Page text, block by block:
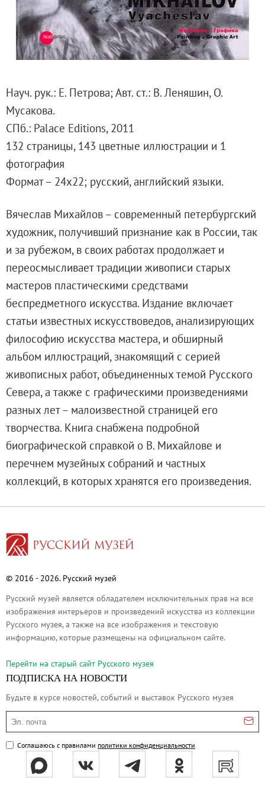
Русское искусство второй половины
Русское народное искусство XVII-XXI
Будущие выставки
Выездные выставки
Михаил Нестеров
Архив выставок
Степан Эрьзя – скульптор мира. К
Эпоха Императора Александра III и её
Русская традиция
Фёдор Васильев. К 175-летию со дня
Посетителям
Справочная информация
Адреса и часы работы
О билетах, льготах и услугах
Правила покупки и возврата билетов
Правила посещения музея
Высказать мнение / Сообщить о проблеме
Экскурсии
Лекции и абонементы
Лекторий
Лекции
Абонементы
Доступный музей
Программы и мероприятия
Социально-культурные проекты
Для СМИ
О музее
Дирекция
Дворцы и сады
Михайловский дворец
Корпус Бенуа
Мраморный дворец
Строгановский дворец
Домик Петра I
Летний сад
Михайловский сад
Западный павильон Михайловского
Науч. рук.: Е. Петрова; Авт. ст.: В. Леняшин, О.
Мусакова.
CПб.: Palace Editions, 2011
132 страницы, 143 цветные иллюстрации и 1
фотография
Формат – 24x22; русский, английский языки.
Вячеслав Михайлов – современный петербургский
художник, получивший признание как в России, так
и за рубежом, в своих работах продолжает и
переосмысливает традиции живописи старых
мастеров пластическими средствами
беспредметного искусства. Издание включает
статьи известных искусствоведов, анализирующих
философию искусства мастера, и обширный
альбом иллюстраций, знакомящий с серией
живописных работ, объединенных темой Русского
Севера, а также с графическими произведениями
разных лет – малоизвестной страницей его
творчества. Книга снабжена подробной
биографической справкой о В. Михайлове и
перечнем музейных собраний и частных
коллекций, в которых хранятся его произведения.
© 2016 - 2026. Русский музей
Русский музей является обладателем исключительных прав на все
изображения интерьеров и произведений искусства из коллекции
Русского музея, а также на все изображения и текстовую
информацию, которые размещены на официальном сайте.
Перейти на cтарый сайт Русского музея
ПОДПИСКА НА НОВОСТИ
Будьте в курсе новостей, событий и выставок Русского музея
Эл. почта
Соглашаюсь с правилами политики конфиденциальности